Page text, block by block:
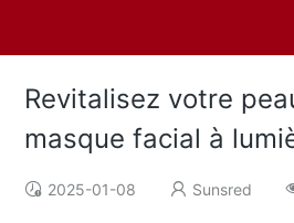
Revitalisez votre
masque facial à
2025-01-08 Sunsred